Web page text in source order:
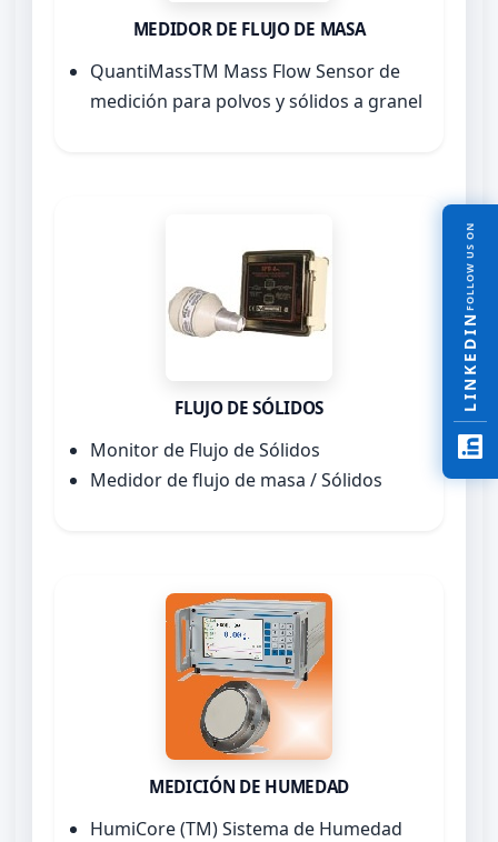
FOLLOW US ON
LINKEDIN
MEDIDOR DE FLUJO DE MASA
QuantiMassTM Mass Flow Sensor de
medición para polvos y sólidos a granel
FLUJO DE SÓLIDOS
Monitor de Flujo de Sólidos
Medidor de flujo de masa / Sólidos
MEDICIÓN DE HUMEDAD
HumiCore (TM) Sistema de Humedad